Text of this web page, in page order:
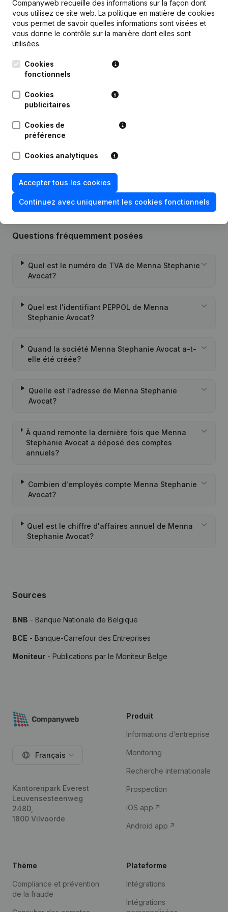
Personnel 1 1 1
Publicationsde Menna Stephanie Avocat
Date
11-02-2025
Modification Forme Juridique - But -
Rubrique Constitution (Nouvelle
Succursale, etc...)
Questions fréquemment posées
Quel est le numéro de TVA de Menna Stephanie
Avocat?
Quel est l'identifiant PEPPOL de Menna
Stephanie Avocat?
Quand la société Menna Stephanie Avocat a-t-
elle été créée?
Quelle est l'adresse de Menna Stephanie
Avocat?
À quand remonte la dernière fois que Menna
Stephanie Avocat a déposé des comptes
annuels?
Combien d'employés compte Menna Stephanie
Avocat?
Quel est le chiffre d'affaires annuel de Menna
Stephanie Avocat?
Sources
BNB - Banque Nationale de Belgique
BCE - Banque-Carrefour des Entreprises
Moniteur - Publications par le Moniteur Belge
Companyweb recueille des informations sur la façon dont
vous utilisez ce site web. La politique en matière de cookies
vous permet de savoir quelles informations sont visées et
vous donne le contrôle sur la manière dont elles sont
utilisées.
Cookies
fonctionnels
Cookies
publicitaires
Cookies de
préférence
Cookies analytiques
Accepter tous les cookies
Continuez avec uniquement les cookies fonctionnels
Français
Kantorenpark Everest
Leuvensesteenweg
248D,
1800 Vilvoorde
Produit
Informations d’entreprise
Monitoring
Recherche internationale
Prospection
iOS app
Android app
Thème
Compliance et prévention
de la fraude
Plateforme
Intégrations
Intégrations